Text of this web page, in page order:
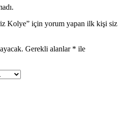
Kolye” için yorum yapan ilk kişi siz
Gerekli alanlar * ile